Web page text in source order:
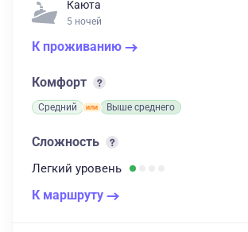
Каюта
5 ночей
К проживанию
Комфорт
Средний Выше среднего
Сложность
Легкий уровень
К маршруту